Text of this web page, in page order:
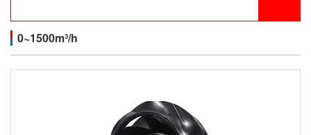
0~1500m³/h